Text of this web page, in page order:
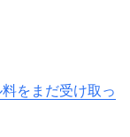
をまだ受け取っ